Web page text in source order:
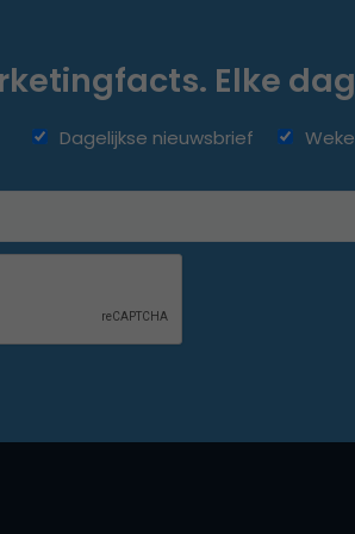
Elke
Dagelijkse nieuwsbrief